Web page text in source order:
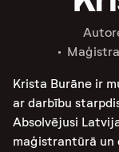
Krista Burāne ir
ar darbību
Absolvējusi
maģistrantūrā un